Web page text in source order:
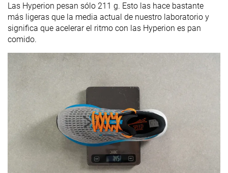
Las Hyperion pesan sólo 211 g. Esto las hace bastante
más ligeras que la media actual de nuestro laboratorio y
significa que acelerar el ritmo con las Hyperion es pan
comido.